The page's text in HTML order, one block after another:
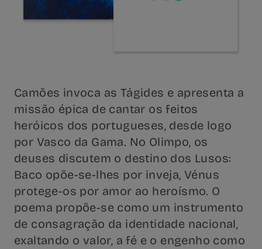
Camões invoca as Tágides e apresenta a
missão épica de cantar os feitos
heróicos dos portugueses, desde logo
por Vasco da Gama. No Olimpo, os
deuses discutem o destino dos Lusos:
Baco opõe-se-lhes por inveja, Vénus
protege-os por amor ao heroísmo. O
poema propõe-se como um instrumento
de consagração da identidade nacional,
exaltando o valor, a fé e o engenho como